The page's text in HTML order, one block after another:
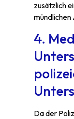
zusätzlich
4.
Da der